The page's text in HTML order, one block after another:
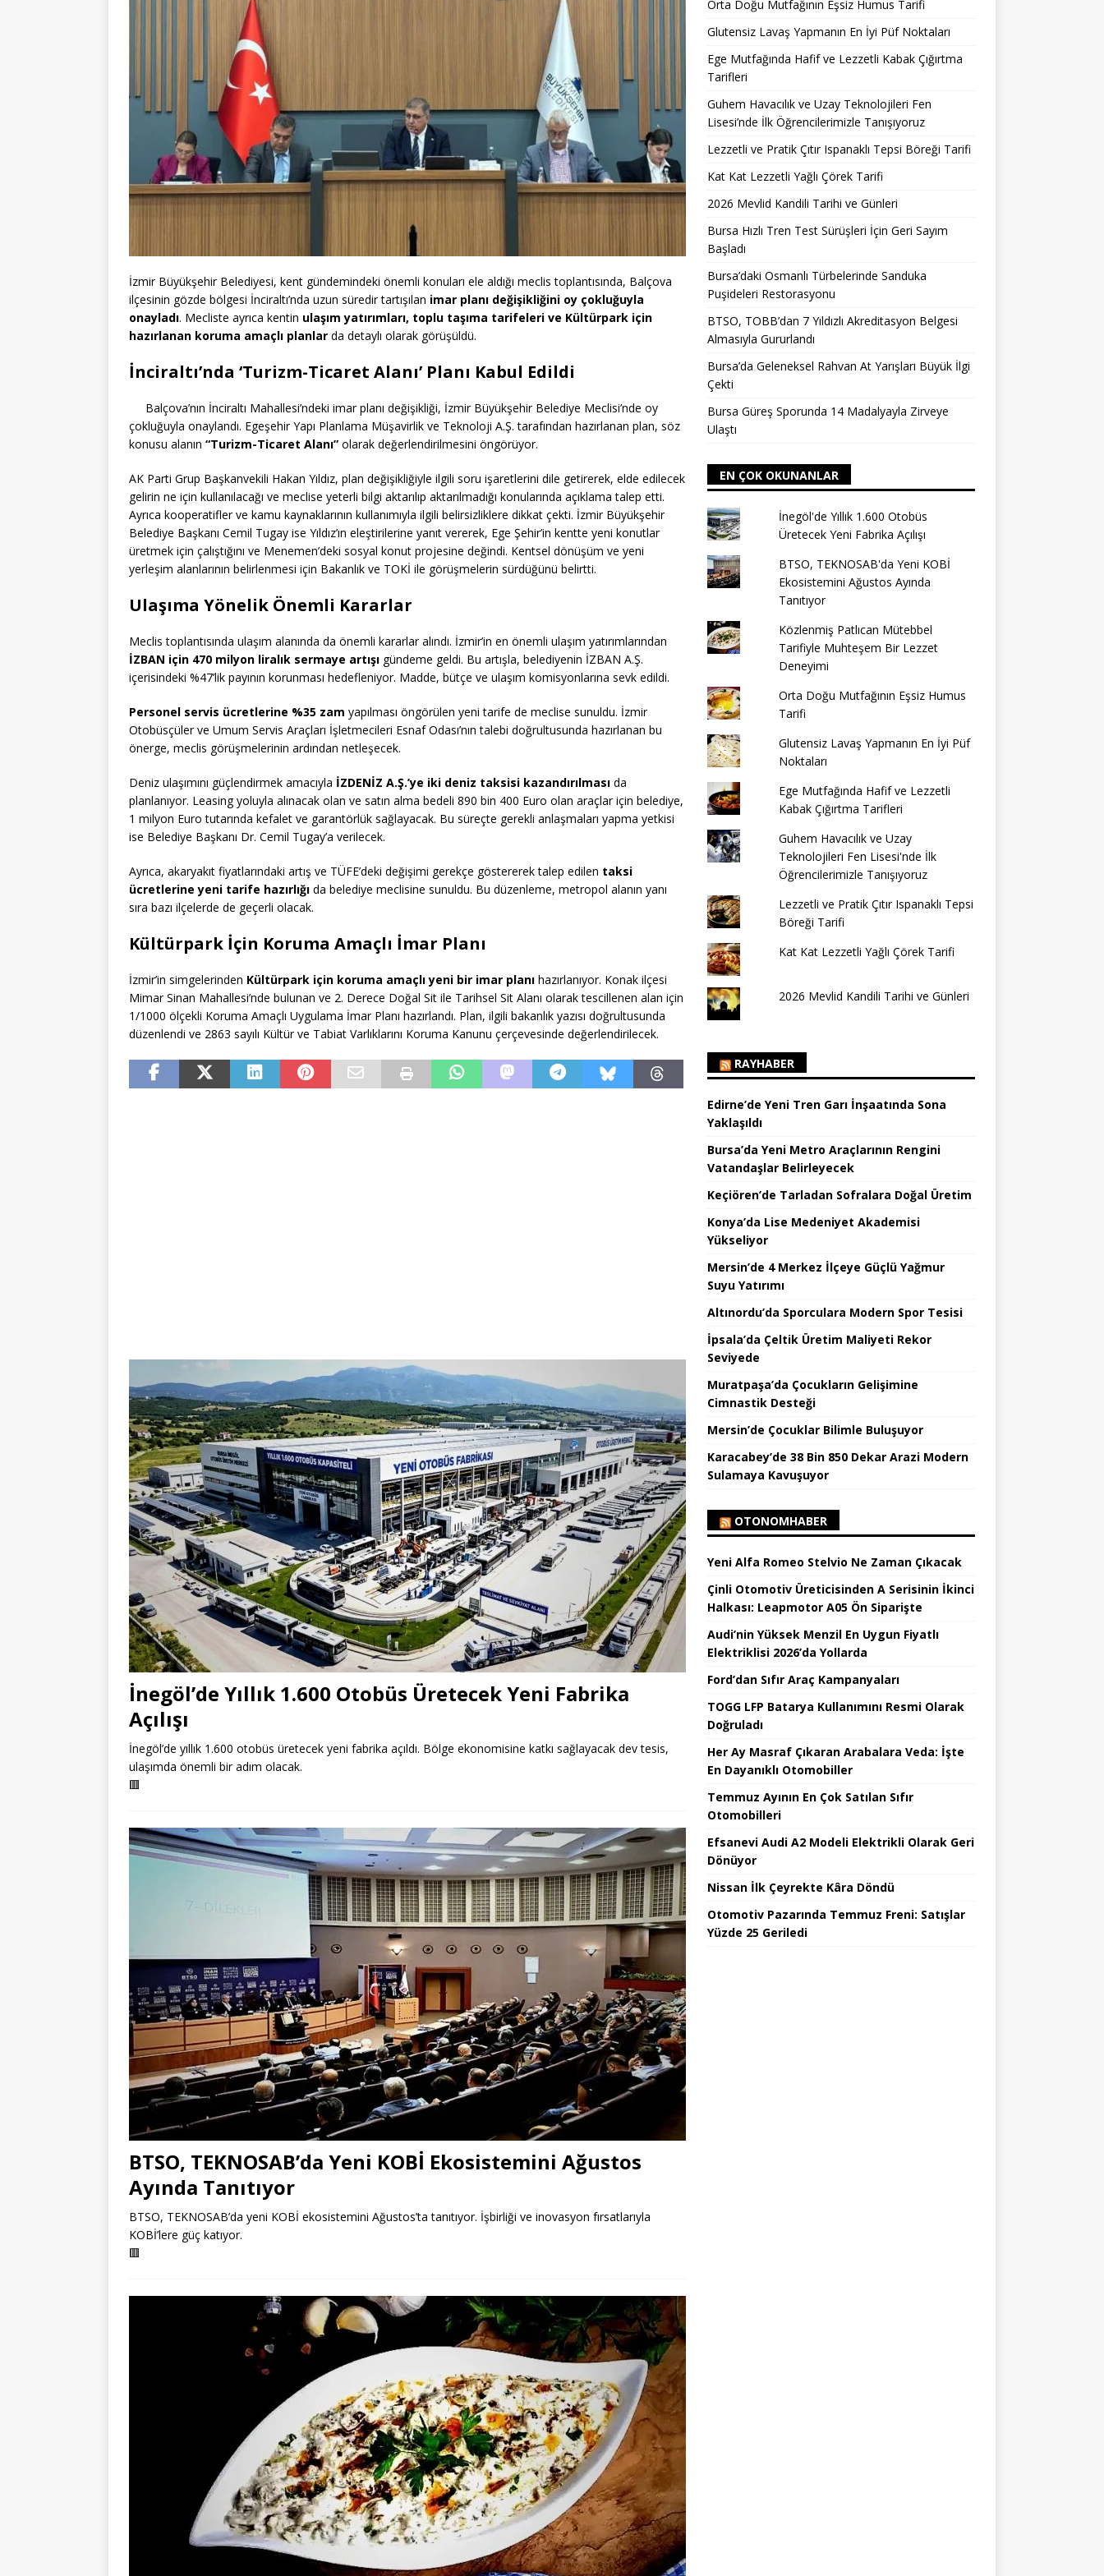
İzmir Büyükşehir Belediyesi, kent gündemindeki önemli konuları ele aldığı meclis toplantısında, Balçova
ilçesinin gözde bölgesi İnciraltı’nda uzun süredir tartışılan imar planı değişikliğini oy çokluğuyla
onayladı. Mecliste ayrıca kentin ulaşım yatırımları, toplu taşıma tarifeleri ve Kültürpark için
hazırlanan koruma amaçlı planlar da detaylı olarak görüşüldü.
İnciraltı’nda ‘Turizm-Ticaret Alanı’ Planı Kabul Edildi
Balçova’nın İnciraltı Mahallesi’ndeki imar planı değişikliği, İzmir Büyükşehir Belediye Meclisi’nde oy
çokluğuyla onaylandı. Egeşehir Yapı Planlama Müşavirlik ve Teknoloji A.Ş. tarafından hazırlanan plan, söz
konusu alanın “Turizm-Ticaret Alanı” olarak değerlendirilmesini öngörüyor.
AK Parti Grup Başkanvekili Hakan Yıldız, plan değişikliğiyle ilgili soru işaretlerini dile getirerek, elde edilecek
gelirin ne için kullanılacağı ve meclise yeterli bilgi aktarılıp aktarılmadığı konularında açıklama talep etti.
Ayrıca kooperatifler ve kamu kaynaklarının kullanımıyla ilgili belirsizliklere dikkat çekti. İzmir Büyükşehir
Belediye Başkanı Cemil Tugay ise Yıldız’ın eleştirilerine yanıt vererek, Ege Şehir’in kentte yeni konutlar
üretmek için çalıştığını ve Menemen’deki sosyal konut projesine değindi. Kentsel dönüşüm ve yeni
yerleşim alanlarının belirlenmesi için Bakanlık ve TOKİ ile görüşmelerin sürdüğünü belirtti.
Ulaşıma Yönelik Önemli Kararlar
Meclis toplantısında ulaşım alanında da önemli kararlar alındı. İzmir’in en önemli ulaşım yatırımlarından
İZBAN için 470 milyon liralık sermaye artışı gündeme geldi. Bu artışla, belediyenin İZBAN A.Ş.
içerisindeki %47’lik payının korunması hedefleniyor. Madde, bütçe ve ulaşım komisyonlarına sevk edildi.
Personel servis ücretlerine %35 zam yapılması öngörülen yeni tarife de meclise sunuldu. İzmir
Otobüsçüler ve Umum Servis Araçları İşletmecileri Esnaf Odası’nın talebi doğrultusunda hazırlanan bu
önerge, meclis görüşmelerinin ardından netleşecek.
Deniz ulaşımını güçlendirmek amacıyla İZDENİZ A.Ş.’ye iki deniz taksisi kazandırılması da
planlanıyor. Leasing yoluyla alınacak olan ve satın alma bedeli 890 bin 400 Euro olan araçlar için belediye,
1 milyon Euro tutarında kefalet ve garantörlük sağlayacak. Bu süreçte gerekli anlaşmaları yapma yetkisi
ise Belediye Başkanı Dr. Cemil Tugay’a verilecek.
Ayrıca, akaryakıt fiyatlarındaki artış ve TÜFE’deki değişimi gerekçe göstererek talep edilen taksi
ücretlerine yeni tarife hazırlığı da belediye meclisine sunuldu. Bu düzenleme, metropol alanın yanı
sıra bazı ilçelerde de geçerli olacak.
Kültürpark İçin Koruma Amaçlı İmar Planı
İzmir’in simgelerinden Kültürpark için koruma amaçlı yeni bir imar planı hazırlanıyor. Konak ilçesi
Mimar Sinan Mahallesi’nde bulunan ve 2. Derece Doğal Sit ile Tarihsel Sit Alanı olarak tescillenen alan için
1/1000 ölçekli Koruma Amaçlı Uygulama İmar Planı hazırlandı. Plan, ilgili bakanlık yazısı doğrultusunda
düzenlendi ve 2863 sayılı Kültür ve Tabiat Varlıklarını Koruma Kanunu çerçevesinde değerlendirilecek.
İnegöl’de Yıllık 1.600 Otobüs Üretecek Yeni Fabrika
Açılışı
İnegöl’de yıllık 1.600 otobüs üretecek yeni fabrika açıldı. Bölge ekonomisine katkı sağlayacak dev tesis,
ulaşımda önemli bir adım olacak.
🟥
BTSO, TEKNOSAB’da Yeni KOBİ Ekosistemini Ağustos
Ayında Tanıtıyor
BTSO, TEKNOSAB’da yeni KOBİ ekosistemini Ağustos’ta tanıtıyor. İşbirliği ve inovasyon fırsatlarıyla
KOBİ’lere güç katıyor.
🟥
Orta Doğu Mutfağının Eşsiz Humus Tarifi
Glutensiz Lavaş Yapmanın En İyi Püf Noktaları
Ege Mutfağında Hafif ve Lezzetli Kabak Çığırtma
Tarifleri
Guhem Havacılık ve Uzay Teknolojileri Fen
Lisesi’nde İlk Öğrencilerimizle Tanışıyoruz
Lezzetli ve Pratik Çıtır Ispanaklı Tepsi Böreği Tarifi
Kat Kat Lezzetli Yağlı Çörek Tarifi
2026 Mevlid Kandili Tarihi ve Günleri
Bursa Hızlı Tren Test Sürüşleri İçin Geri Sayım
Başladı
Bursa’daki Osmanlı Türbelerinde Sanduka
Puşideleri Restorasyonu
BTSO, TOBB’dan 7 Yıldızlı Akreditasyon Belgesi
Almasıyla Gururlandı
Bursa’da Geleneksel Rahvan At Yarışları Büyük İlgi
Çekti
Bursa Güreş Sporunda 14 Madalyayla Zirveye
Ulaştı
EN ÇOK OKUNANLAR
İnegöl'de Yıllık 1.600 Otobüs
Üretecek Yeni Fabrika Açılışı
BTSO, TEKNOSAB'da Yeni KOBİ
Ekosistemini Ağustos Ayında
Tanıtıyor
Közlenmiş Patlıcan Mütebbel
Tarifiyle Muhteşem Bir Lezzet
Deneyimi
Orta Doğu Mutfağının Eşsiz Humus
Tarifi
Glutensiz Lavaş Yapmanın En İyi Püf
Noktaları
Ege Mutfağında Hafif ve Lezzetli
Kabak Çığırtma Tarifleri
Guhem Havacılık ve Uzay
Teknolojileri Fen Lisesi'nde İlk
Öğrencilerimizle Tanışıyoruz
Lezzetli ve Pratik Çıtır Ispanaklı Tepsi
Böreği Tarifi
Kat Kat Lezzetli Yağlı Çörek Tarifi
2026 Mevlid Kandili Tarihi ve Günleri
RAYHABER
Edirne’de Yeni Tren Garı İnşaatında Sona
Yaklaşıldı
Bursa’da Yeni Metro Araçlarının Rengini
Vatandaşlar Belirleyecek
Keçiören’de Tarladan Sofralara Doğal Üretim
Konya’da Lise Medeniyet Akademisi
Yükseliyor
Mersin’de 4 Merkez İlçeye Güçlü Yağmur
Suyu Yatırımı
Altınordu’da Sporculara Modern Spor Tesisi
İpsala’da Çeltik Üretim Maliyeti Rekor
Seviyede
Muratpaşa’da Çocukların Gelişimine
Cimnastik Desteği
Mersin’de Çocuklar Bilimle Buluşuyor
Karacabey’de 38 Bin 850 Dekar Arazi Modern
Sulamaya Kavuşuyor
OTONOMHABER
Yeni Alfa Romeo Stelvio Ne Zaman Çıkacak
Çinli Otomotiv Üreticisinden A Serisinin İkinci
Halkası: Leapmotor A05 Ön Siparişte
Audi’nin Yüksek Menzil En Uygun Fiyatlı
Elektriklisi 2026’da Yollarda
Ford’dan Sıfır Araç Kampanyaları
TOGG LFP Batarya Kullanımını Resmi Olarak
Doğruladı
Her Ay Masraf Çıkaran Arabalara Veda: İşte
En Dayanıklı Otomobiller
Temmuz Ayının En Çok Satılan Sıfır
Otomobilleri
Efsanevi Audi A2 Modeli Elektrikli Olarak Geri
Dönüyor
Nissan İlk Çeyrekte Kâra Döndü
Otomotiv Pazarında Temmuz Freni: Satışlar
Yüzde 25 Geriledi